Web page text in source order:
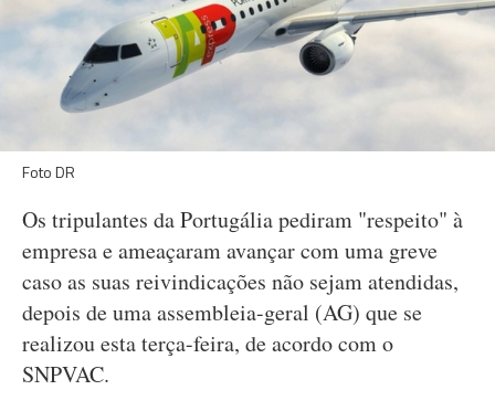
Foto DR
Os tripulantes da Portugália pediram "respeito" à
empresa e ameaçaram avançar com uma greve
caso as suas reivindicações não sejam atendidas,
depois de uma assembleia-geral (AG) que se
realizou esta terça-feira, de acordo com o
SNPVAC.